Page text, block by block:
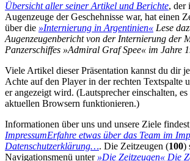
Übersicht aller seiner Artikel und Berichte, der
Augenzeuge der Geschehnisse war, hat einen
über die »Internierung in Argentinien« Lese
Augenzeugenbericht von der Internierung der
Panzerschiffes »Admiral Graf Spee« im Jahre
Viele Artikel dieser Präsentation kannst du dir
Achte auf den Player in der rechten Textspalte
er angezeigt wird. (Lautsprecher einschalten,
aktuellen Browsern funktionieren.)
Informationen über uns und unsere Ziele
ImpressumErfahre etwas über das Team im
Datenschutzerklärung…. Die Zeitzeugen (100)
Navigationsmenü unter »Die Zeitzeugen« Die